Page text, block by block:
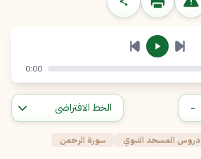
إلغاء
0:00
-
دروس المسجد النبوي سورة الرحمن